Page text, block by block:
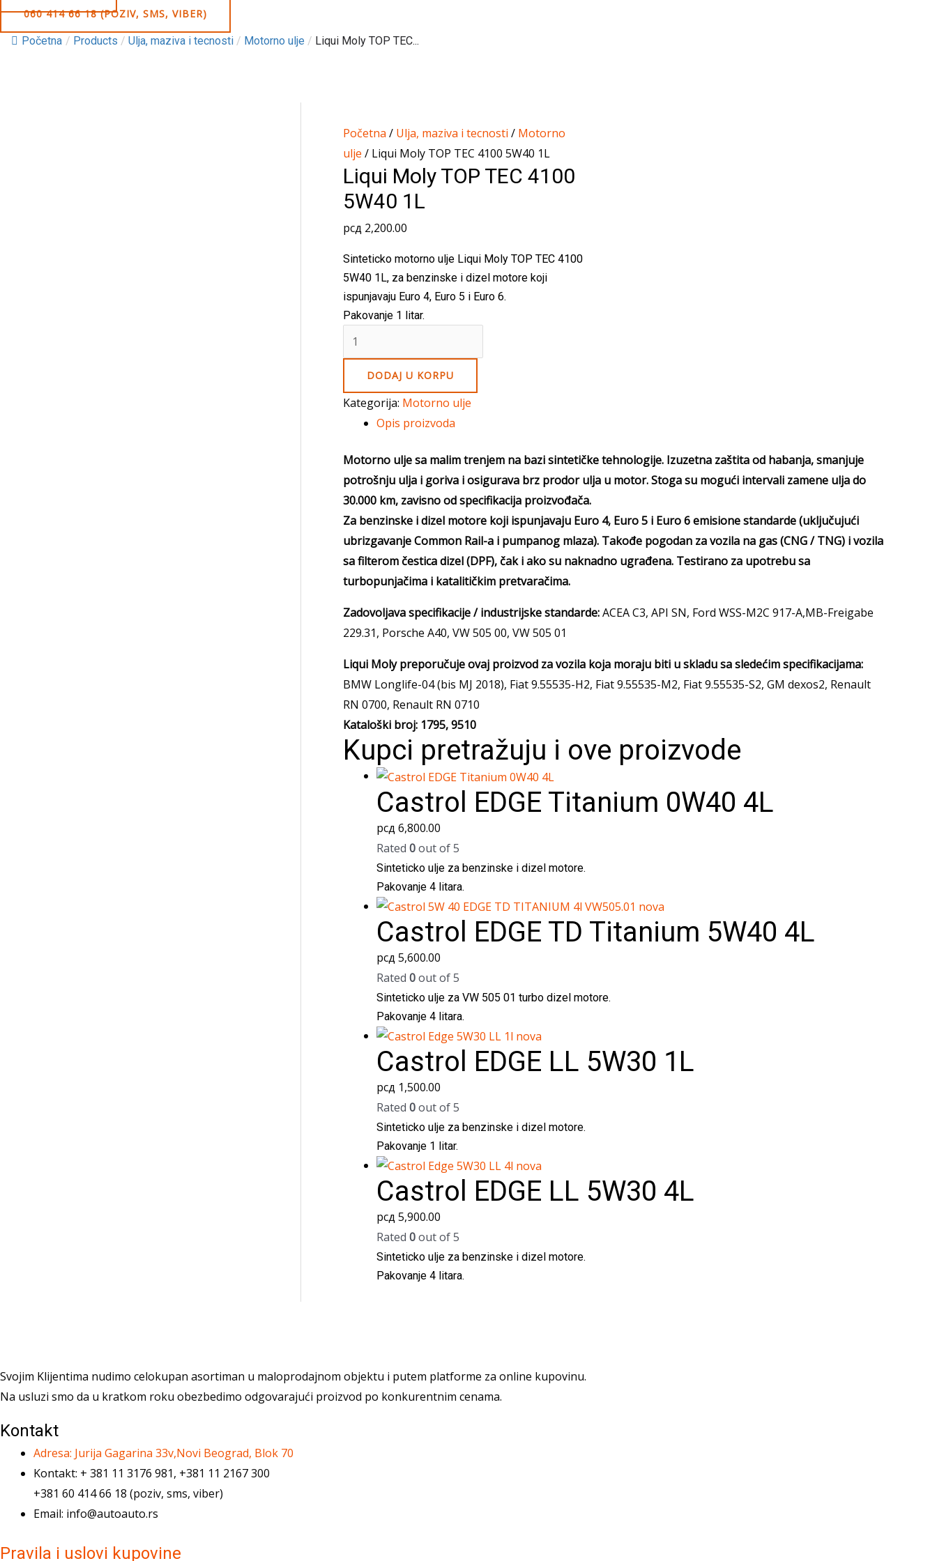
060 414 66 18 (POZIV, SMS, VIBER)
Početna / Products / Ulja, maziva i tecnosti / Motorno ulje / Liqui Moly TOP TEC...
Početna / Ulja, maziva i tecnosti / Motorno
ulje / Liqui Moly TOP TEC 4100 5W40 1L
Liqui Moly TOP TEC 4100
5W40 1L
рсд 2,200.00
Sinteticko motorno ulje Liqui Moly TOP TEC 4100
5W40 1L, za benzinske i dizel motore koji
ispunjavaju Euro 4, Euro 5 i Euro 6.
Pakovanje 1 litar.
Liqui
Moly
TEC
1L
quantity
DODAJ U KORPU
Kategorija: Motorno ulje
Opis proizvoda
Motorno ulje sa malim trenjem na bazi sintetičke tehnologije. Izuzetna zaštita od habanja, smanjuje
potrošnju ulja i goriva i osigurava brz prodor ulja u motor. Stoga su mogući intervali zamene ulja do
30.000 km, zavisno od specifikacija proizvođača.
Za benzinske i dizel motore koji ispunjavaju Euro 4, Euro 5 i Euro 6 emisione standarde (uključujući
ubrizgavanje Common Rail-a i pumpanog mlaza). Takođe pogodan za vozila na gas (CNG / TNG) i vozila
sa filterom čestica dizel (DPF), čak i ako su naknadno ugrađena. Testirano za upotrebu sa
turbopunjačima i katalitičkim pretvaračima.
Zadovoljava specifikacije / industrijske standarde:ACEA C3, API SN, Ford WSS-M2C 917-A,MB-Freigabe
229.31, Porsche A40, VW 505 00, VW 505 01
Liqui Moly preporučuje ovaj proizvod za vozila koja moraju biti u skladu sa sledećim specifikacijama:
BMW Longlife-04 (bis MJ 2018), Fiat 9.55535-H2, Fiat 9.55535-M2, Fiat 9.55535-S2, GM dexos2, Renault
RN 0700, Renault RN 0710
Kataloški broj: 1795, 9510
Kupci pretražuju i ove proizvode
Castrol EDGE Titanium 0W40 4L
рсд 6,800.00
Rated 0out of 5
Sinteticko ulje za benzinske i dizel motore.
Pakovanje 4 litara.
Castrol EDGE TD Titanium 5W40 4L
рсд 5,600.00
Rated 0out of 5
Sinteticko ulje za VW 505 01 turbo dizel motore.
Pakovanje 4 litara.
Castrol EDGE LL 5W30 1L
рсд 1,500.00
Rated 0out of 5
Sinteticko ulje za benzinske i dizel motore.
Pakovanje 1 litar.
Castrol EDGE LL 5W30 4L
рсд 5,900.00
Rated 0out of 5
Sinteticko ulje za benzinske i dizel motore.
Pakovanje 4 litara.
Svojim Klijentima nudimo celokupan asortiman u maloprodajnom objektu i putem platforme za online kupovinu.
Na usluzi smo da u kratkom roku obezbedimo odgovarajući proizvod po konkurentnim cenama.
Kontakt
Adresa: Jurija Gagarina 33v,Novi Beograd, Blok 70
Kontakt: + 381 11 3176 981, +381 11 2167 300
+381 60 414 66 18 (poziv, sms, viber)
Email: info@autoauto.rs
Pravila i uslovi kupovine